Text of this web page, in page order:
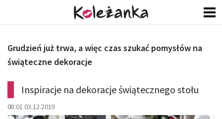
Inspiracje na dekoracje świątecznego stołu
08:01 03.12.2019
Grudzień już trwa, a więc czas szukać pomysłów na
świąteczne dekoracje